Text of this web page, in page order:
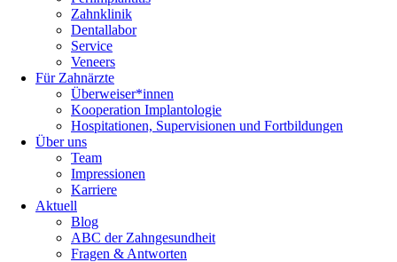
Zahnklinik
Dentallabor
Service
Veneers
Für Zahnärzte
Überweiser*innen
Kooperation Implantologie
Hospitationen, Supervisionen und Fortbildungen
Über uns
Team
Impressionen
Karriere
Aktuell
Blog
ABC der Zahngesundheit
Fragen & Antworten